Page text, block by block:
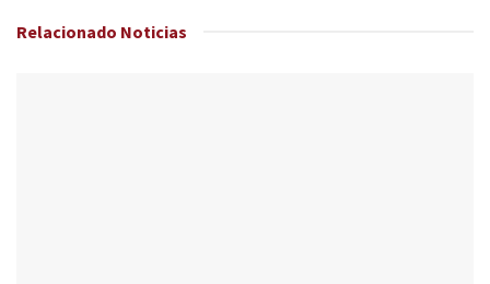
Relacionado Noticias